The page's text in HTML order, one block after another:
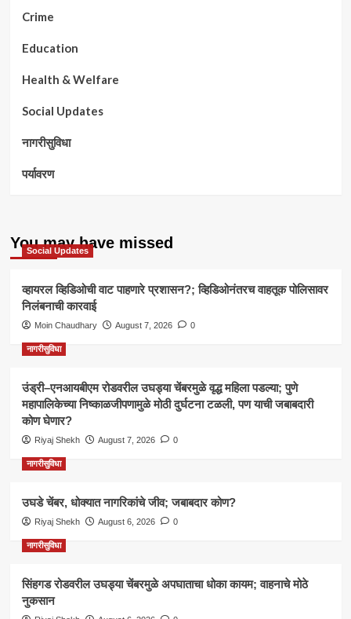
Crime
Education
Health & Welfare
Social Updates
नागरीसुविधा
पर्यावरण
You may have missed
Social Updates
व्हायरल व्हिडिओची वाट पाहणारे प्रशासन?; व्हिडिओनंतरच वाहतूक पोलिसावर
निलंबनाची कारवाई
Moin Chaudhary August 7, 2026 0
नागरीसुविधा
उंड्री–एनआयबीएम रोडवरील उघड्या चेंबरमुळे वृद्ध महिला पडल्या; पुणे
महापालिकेच्या निष्काळजीपणामुळे मोठी दुर्घटना टळली, पण याची जबाबदारी
कोण घेणार?
Riyaj Shekh August 7, 2026 0
नागरीसुविधा
उघडे चेंबर, धोक्यात नागरिकांचे जीव; जबाबदार कोण?
Riyaj Shekh August 6, 2026 0
नागरीसुविधा
सिंहगड रोडवरील उघड्या चेंबरमुळे अपघाताचा धोका कायम; वाहनाचे मोठे
नुकसान